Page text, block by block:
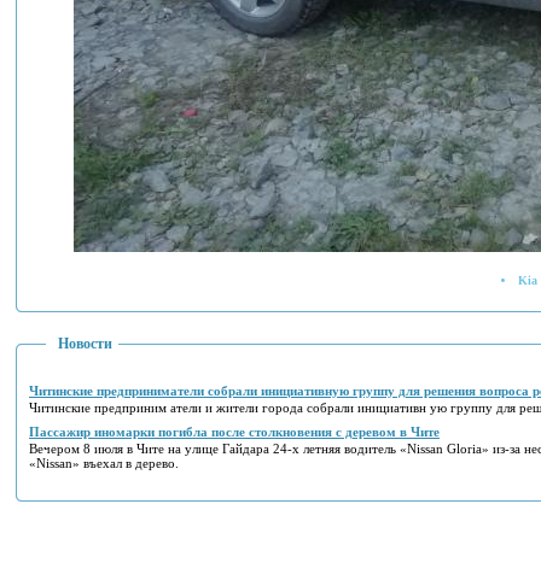
Kia
Новости
Читинские предприниматели собрали инициативную группу для решения вопроса
Читинские предприним атели и жители города собрали инициативн ую группу для
Пассажир иномарки погибла после столкновения с деревом в Чите
Вечером 8 июля в Чите на улице Гайдара 24-х летняя водитель «Nissan Gloria» из-за
«Nissan» въехал в дерево.